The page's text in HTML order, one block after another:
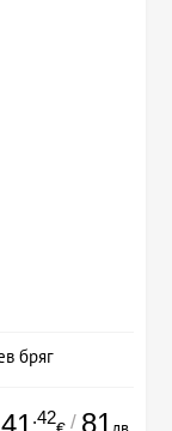
бряг
41 .42 / 81